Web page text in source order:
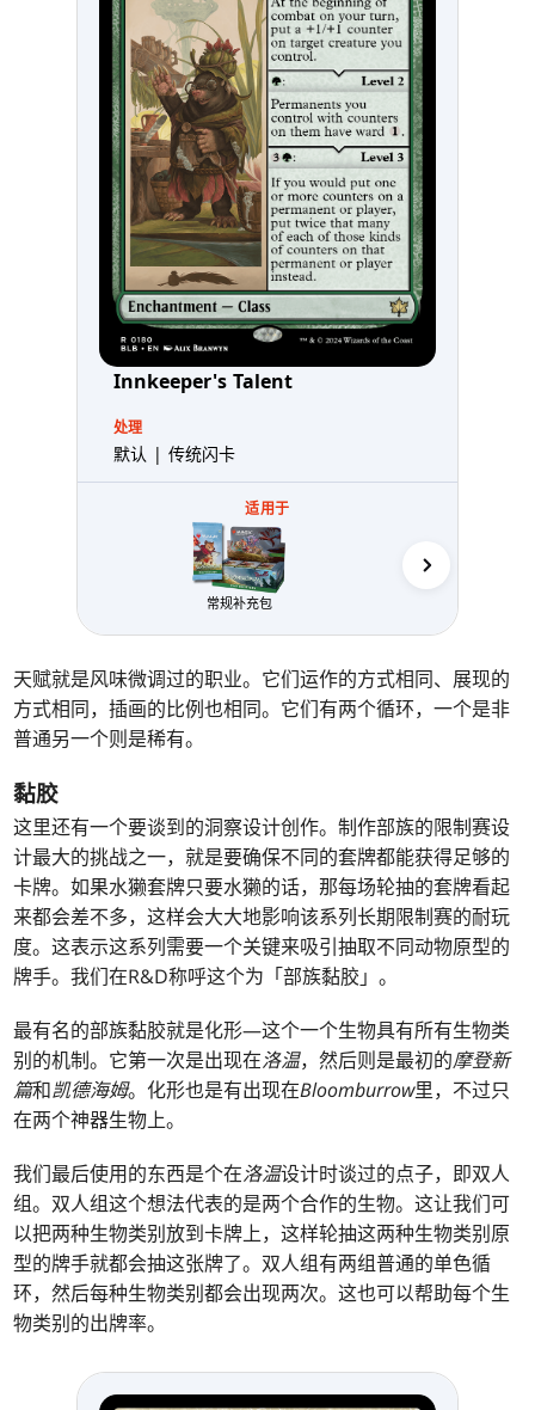
Innkeeper's Talent
处理
默认 | 传统闪卡
适用于
常规补充包
天赋就是风味微调过的职业。它们运作的方式相同、展现的
方式相同，插画的比例也相同。它们有两个循环，一个是非
普通另一个则是稀有。
黏胶
这里还有一个要谈到的洞察设计创作。制作部族的限制赛设
计最大的挑战之一，就是要确保不同的套牌都能获得足够的
卡牌。如果水獭套牌只要水獭的话，那每场轮抽的套牌看起
来都会差不多，这样会大大地影响该系列长期限制赛的耐玩
度。这表示这系列需要一个关键来吸引抽取不同动物原型的
牌手。我们在R&D称呼这个为「部族黏胶」。
最有名的部族黏胶就是化形—这个一个生物具有所有生物类
别的机制。它第一次是出现在洛温，然后则是最初的摩登新
篇和凯德海姆。化形也是有出现在Bloomburrow里，不过只
在两个神器生物上。
我们最后使用的东西是个在洛温设计时谈过的点子，即双人
组。双人组这个想法代表的是两个合作的生物。这让我们可
以把两种生物类别放到卡牌上，这样轮抽这两种生物类别原
型的牌手就都会抽这张牌了。双人组有两组普通的单色循
环，然后每种生物类别都会出现两次。这也可以帮助每个生
物类别的出牌率。